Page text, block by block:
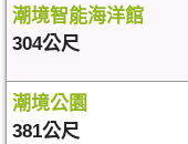
潮境智能海洋館
304公尺
潮境公園
381公尺